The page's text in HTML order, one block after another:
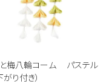
梅八輪コーム パステル
がり付き）